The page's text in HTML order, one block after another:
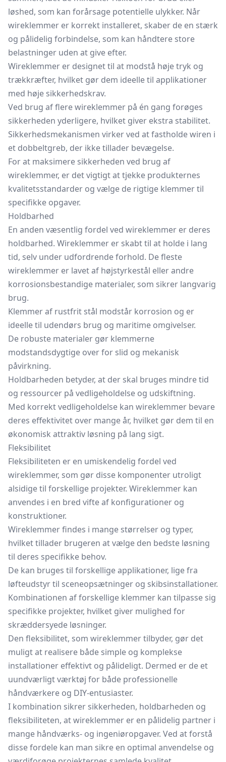
løshed, som kan forårsage potentielle ulykker. Når
wireklemmer er korrekt installeret, skaber de en stærk
og pålidelig forbindelse, som kan håndtere store
belastninger uden at give efter.
Wireklemmer er designet til at modstå høje tryk og
trækkræfter, hvilket gør dem ideelle til applikationer
med høje sikkerhedskrav.
Ved brug af flere wireklemmer på én gang forøges
sikkerheden yderligere, hvilket giver ekstra stabilitet.
Sikkerhedsmekanismen virker ved at fastholde wiren i
et dobbeltgreb, der ikke tillader bevægelse.
For at maksimere sikkerheden ved brug af
wireklemmer, er det vigtigt at tjekke produkternes
kvalitetsstandarder og vælge de rigtige klemmer til
specifikke opgaver.
Holdbarhed
En anden væsentlig fordel ved wireklemmer er deres
holdbarhed. Wireklemmer er skabt til at holde i lang
tid, selv under udfordrende forhold. De fleste
wireklemmer er lavet af højstyrkestål eller andre
korrosionsbestandige materialer, som sikrer langvarig
brug.
Klemmer af rustfrit stål modstår korrosion og er
ideelle til udendørs brug og maritime omgivelser.
De robuste materialer gør klemmerne
modstandsdygtige over for slid og mekanisk
påvirkning.
Holdbarheden betyder, at der skal bruges mindre tid
og ressourcer på vedligeholdelse og udskiftning.
Med korrekt vedligeholdelse kan wireklemmer bevare
deres effektivitet over mange år, hvilket gør dem til en
økonomisk attraktiv løsning på lang sigt.
Fleksibilitet
Fleksibiliteten er en umiskendelig fordel ved
wireklemmer, som gør disse komponenter utroligt
alsidige til forskellige projekter. Wireklemmer kan
anvendes i en bred vifte af konfigurationer og
konstruktioner.
Wireklemmer findes i mange størrelser og typer,
hvilket tillader brugeren at vælge den bedste løsning
til deres specifikke behov.
De kan bruges til forskellige applikationer, lige fra
løfteudstyr til sceneopsætninger og skibsinstallationer.
Kombinationen af forskellige klemmer kan tilpasse sig
specifikke projekter, hvilket giver mulighed for
skræddersyede løsninger.
Den fleksibilitet, som wireklemmer tilbyder, gør det
muligt at realisere både simple og komplekse
installationer effektivt og pålideligt. Dermed er de et
uundværligt værktøj for både professionelle
håndværkere og DIY-entusiaster.
I kombination sikrer sikkerheden, holdbarheden og
fleksibiliteten, at wireklemmer er en pålidelig partner i
mange håndværks- og ingeniøropgaver. Ved at forstå
disse fordele kan man sikre en optimal anvendelse og